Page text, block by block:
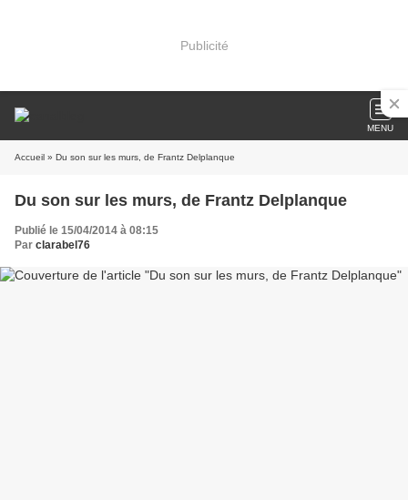
Publicité
MENU
Accueil » Du son sur les murs, de Frantz Delplanque
Du son sur les murs, de Frantz Delplanque
Publié le 15/04/2014 à 08:15
Par clarabel76